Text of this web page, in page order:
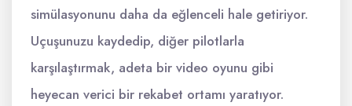
simülasyonunu daha da eğlenceli hale getiriyor.
Uçuşunuzu kaydedip, diğer pilotlarla
karşılaştırmak, adeta bir video oyunu gibi
heyecan verici bir rekabet ortamı yaratıyor.